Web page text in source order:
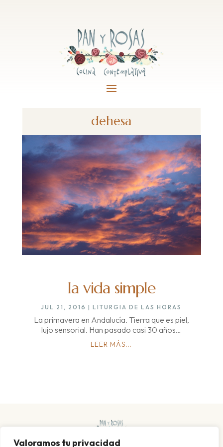
Valoramos tu privacidad
dehesa
la vida simple
JUL 21, 2016 |LITURGIA DE LAS HORAS
La primavera en Andalucía. Tierra que es piel,
lujo sensorial. Han pasado casi 30 años…
LEER MÁS...